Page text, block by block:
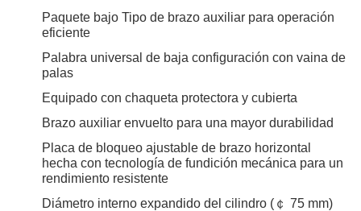
Paquete bajo Tipo de brazo auxiliar para operación
eficiente
Palabra universal de baja configuración con vaina de
palas
Equipado con chaqueta protectora y cubierta
Brazo auxiliar envuelto para una mayor durabilidad
Placa de bloqueo ajustable de brazo horizontal
hecha con tecnología de fundición mecánica para un
rendimiento resistente
Diámetro interno expandido del cilindro (￠ 75 mm)